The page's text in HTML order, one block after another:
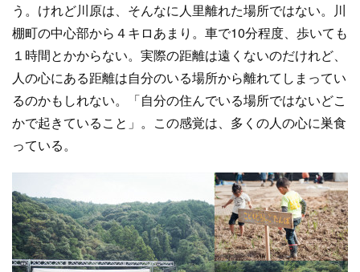
う。けれど川原は、そんなに人里離れた場所ではない。川
棚町の中心部から４キロあまり。車で10分程度、歩いても
１時間とかからない。実際の距離は遠くないのだけれど、
人の心にある距離は自分のいる場所から離れてしまってい
るのかもしれない。「自分の住んでいる場所ではないどこ
かで起きていること」。この感覚は、多くの人の心に巣食
っている。